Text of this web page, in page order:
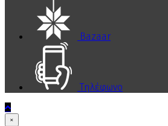
Bazaar
Τηλέφωνο
×